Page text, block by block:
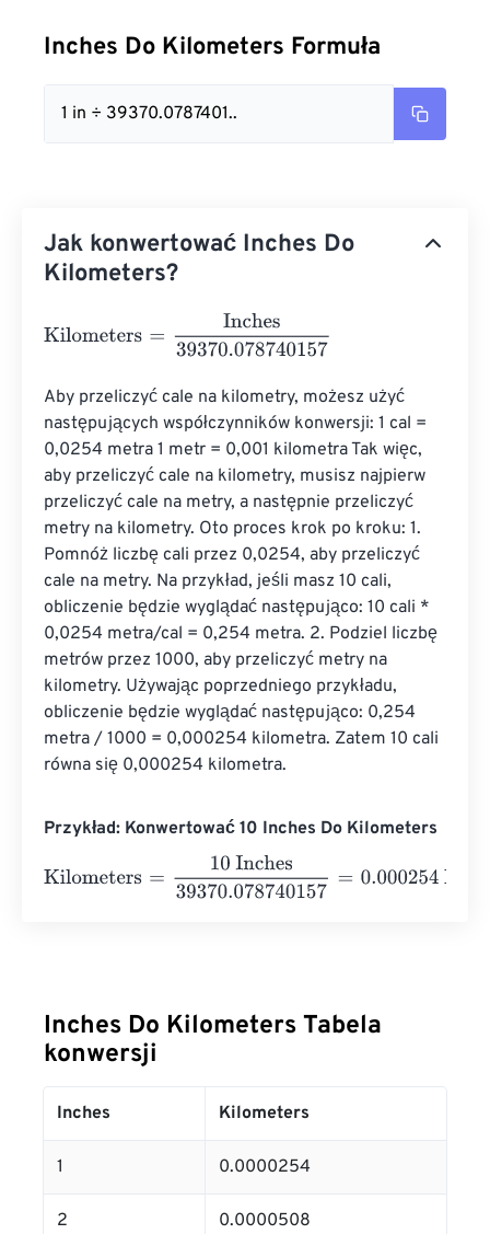
Inches Do Kilometers Formuła
1 in ÷ 39370.0787401..
Jak konwertować Inches Do
Kilometers?
Kilometers 39370.078740157
Aby przeliczyć cale na kilometry, możesz użyć
następujących współczynników konwersji: 1 cal =
0,0254 metra 1 metr = 0,001 kilometra Tak więc,
aby przeliczyć cale na kilometry, musisz najpierw
przeliczyć cale na metry, a następnie przeliczyć
metry na kilometry. Oto proces krok po kroku: 1.
Pomnóż liczbę cali przez 0,0254, aby przeliczyć
cale na metry. Na przykład, jeśli masz 10 cali,
obliczenie będzie wyglądać następująco: 10 cali *
0,0254 metra/cal = 0,254 metra. 2. Podziel liczbę
metrów przez 1000, aby przeliczyć metry na
kilometry. Używając poprzedniego przykładu,
obliczenie będzie wyglądać następująco: 0,254
metra / 1000 = 0,000254 kilometra. Zatem 10 cali
równa się 0,000254 kilometra.
Przykład: Konwertować 10 Inches Do Kilometers
Kilometers
10 Inches39370.078740157 = 0.000254
Inches Do Kilometers Tabela
konwersji
Inches Kilometers
1 0.0000254
2 0.0000508